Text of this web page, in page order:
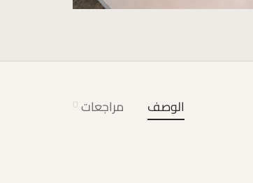
الوصف مراجعات0